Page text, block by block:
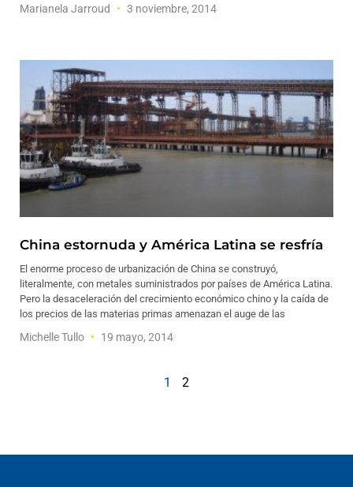
Marianela Jarroud 3 noviembre, 2014
China estornuda y América Latina se resfría
El enorme proceso de urbanización de China se construyó,
literalmente, con metales suministrados por países de América Latina.
Pero la desaceleración del crecimiento económico chino y la caída de
los precios de las materias primas amenazan el auge de las
Michelle Tullo 19 mayo, 2014
1 2